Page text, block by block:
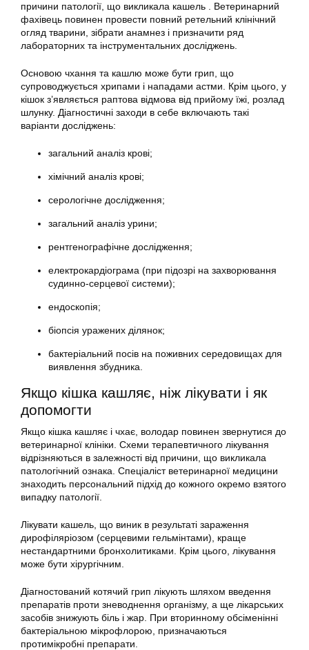
причини патології, що викликала кашель . Ветеринарний
фахівець повинен провести повний ретельний клінічний
огляд тварини, зібрати анамнез і призначити ряд
лабораторних та інструментальних досліджень.
Основою чхання та кашлю може бути грип, що
супроводжується хрипами і нападами астми. Крім цього, у
кішок з’являється раптова відмова від прийому їжі, розлад
шлунку. Діагностичні заходи в себе включають такі
варіанти досліджень:
загальний аналіз крові;
хімічний аналіз крові;
серологічне дослідження;
загальний аналіз урини;
рентгенографічне дослідження;
електрокардіограма (при підозрі на захворювання
судинно-серцевої системи);
ендоскопія;
біопсія уражених ділянок;
бактеріальний посів на поживних середовищах для
виявлення збудника.
Якщо кішка кашляє, ніж лікувати і як
допомогти
Якщо кішка кашляє і чхає, володар повинен звернутися до
ветеринарної клініки. Схеми терапевтичного лікування
відрізняються в залежності від причини, що викликала
патологічний ознака. Спеціаліст ветеринарної медицини
знаходить персональний підхід до кожного окремо взятого
випадку патології.
Лікувати кашель, що виник в результаті зараження
дирофіляріозом (серцевими гельмінтами), краще
нестандартними бронхолитиками. Крім цього, лікування
може бути хірургічним.
Діагностований котячий грип лікують шляхом введення
препаратів проти зневоднення організму, а ще лікарських
засобів знижують біль і жар. При вторинному обсіменінні
бактеріальною мікрофлорою, призначаються
протимікробні препарати.